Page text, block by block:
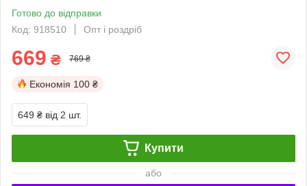
Готово до відправки
Код: 918510
Опт і роздріб
669 ₴ 769 ₴
Економія 100 ₴
649 ₴ від 2 шт.
Купити
або